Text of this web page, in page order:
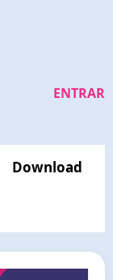
ENTRAR
Download